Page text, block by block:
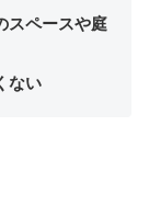
スペースや庭
ない